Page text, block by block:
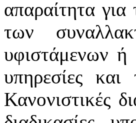
απαραίτητα
των
υφιστάμενων ή
υπηρεσίες και
Κανονιστικές